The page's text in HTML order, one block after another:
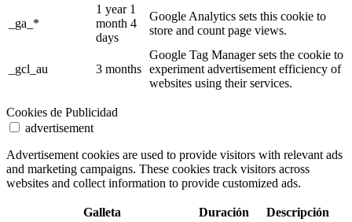
_ga_*
1 year 1
month 4
days
Google Analytics sets this cookie to
store and count page views.
_gcl_au 3 months
Google Tag Manager sets the cookie to
experiment advertisement efficiency of
websites using their services.
Cookies de Publicidad
advertisement
Advertisement cookies are used to provide visitors with relevant ads
and marketing campaigns. These cookies track visitors across
websites and collect information to provide customized ads.
Galleta Duración Descripción